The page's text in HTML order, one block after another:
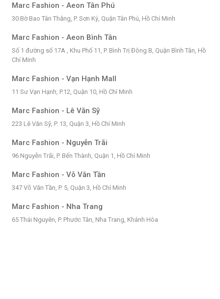
Marc Fashion - Aeon Tân Phú
30 Bờ Bao Tân Thắng, P. Sơn Kỳ, Quận Tân Phú, Hồ Chí Minh
Marc Fashion - Aeon Bình Tân
Số 1 đường số 17A , Khu Phố 11, P. Bình Trị Đông B, Quận Bình Tân, Hồ
Chí Minh
Marc Fashion - Vạn Hạnh Mall
11 Sư Vạn Hạnh, P.12, Quận 10, Hồ Chí Minh
Marc Fashion - Lê Văn Sỹ
223 Lê Văn Sỹ, P. 13, Quận 3, Hồ Chí Minh
Marc Fashion - Nguyễn Trãi
96 Nguyễn Trãi, P. Bến Thành, Quận 1, Hồ Chí Minh
Marc Fashion - Võ Văn Tần
347 Võ Văn Tần, P. 5, Quận 3, Hồ Chí Minh
Marc Fashion - Nha Trang
65 Thái Nguyên, P. Phước Tân, Nha Trang, Khánh Hòa